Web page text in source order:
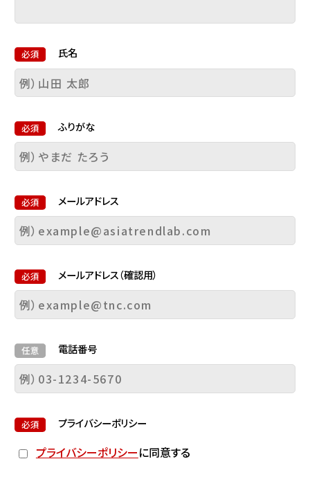
CONTACT
氏名
ふりがな
メールアドレス
メールアドレス（確認用）
電話番号
プライバシーポリシー
プライバシーポリシーに同意する